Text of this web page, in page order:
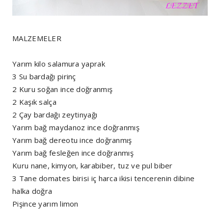
MALZEMELER
Yarım kilo salamura yaprak
3 Su bardağı pirinç
2 Kuru soğan ince doğranmış
2 Kaşık salça
2 Çay bardağı zeytinyağı
Yarım bağ maydanoz ince doğranmış
Yarım bağ dereotu ince doğranmış
Yarım bağ fesleğen ince doğranmış
Kuru nane, kimyon, karabiber, tuz ve pul biber
3 Tane domates birisi iç harca ikisi tencerenin dibine
halka doğra
Pişince yarım limon